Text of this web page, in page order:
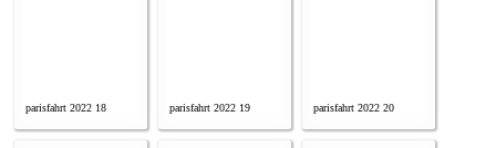
parisfahrt 2022 18 parisfahrt 2022 19 parisfahrt 2022 20